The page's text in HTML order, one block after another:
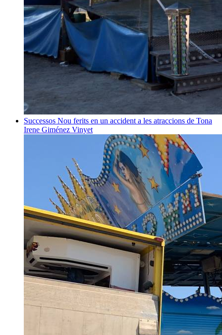
Successos Nou ferits en un accident a les atraccions de Tona
Irene Giménez Vinyet